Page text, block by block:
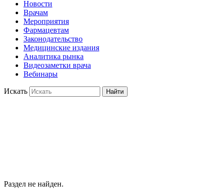
Новости
Врачам
Мероприятия
Фармацевтам
Законодательство
Медицинские издания
Аналитика рынка
Видеозаметки врача
Вебинары
Искать Найти
Раздел не найден.